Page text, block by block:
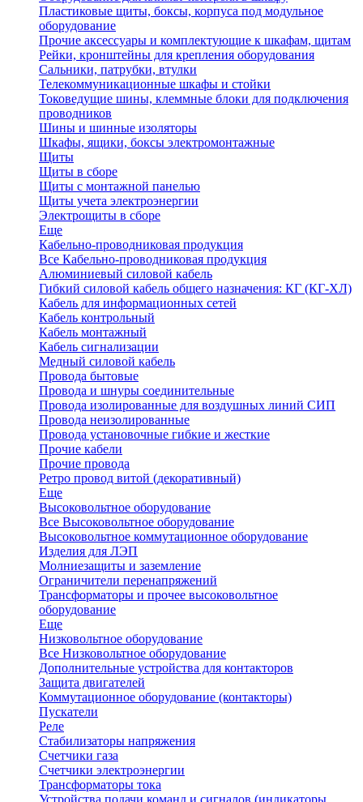
Пластиковые щиты, боксы, корпуса под модульное
оборудование
Прочие аксессуары и комплектующие к шкафам, щитам
Рейки, кронштейны для крепления оборудования
Сальники, патрубки, втулки
Телекоммуникационные шкафы и стойки
Токоведущие шины, клеммные блоки для подключения
проводников
Шины и шинные изоляторы
Шкафы, ящики, боксы электромонтажные
Щиты
Щиты в сборе
Щиты с монтажной панелью
Щиты учета электроэнергии
Электрощиты в сборе
Еще
Кабельно-проводниковая продукция
Все Кабельно-проводниковая продукция
Алюминиевый силовой кабель
Гибкий силовой кабель общего назначения: КГ (КГ-ХЛ)
Кабель для информационных сетей
Кабель контрольный
Кабель монтажный
Кабель сигнализации
Медный силовой кабель
Провода бытовые
Провода и шнуры соединительные
Провода изолированные для воздушных линий СИП
Провода неизолированные
Провода установочные гибкие и жесткие
Прочие кабели
Прочие провода
Ретро провод витой (декоративный)
Еще
Высоковольтное оборудование
Все Высоковольтное оборудование
Высоковольтное коммутационное оборудование
Изделия для ЛЭП
Молниезащиты и заземление
Ограничители перенапряжений
Трансформаторы и прочее высоковольтное
оборудование
Еще
Низковольтное оборудование
Все Низковольтное оборудование
Дополнительные устройства для контакторов
Защита двигателей
Коммутационное оборудование (контакторы)
Пускатели
Реле
Стабилизаторы напряжения
Счетчики газа
Счетчики электроэнергии
Трансформаторы тока
Устройства подачи команд и сигналов (индикаторы,